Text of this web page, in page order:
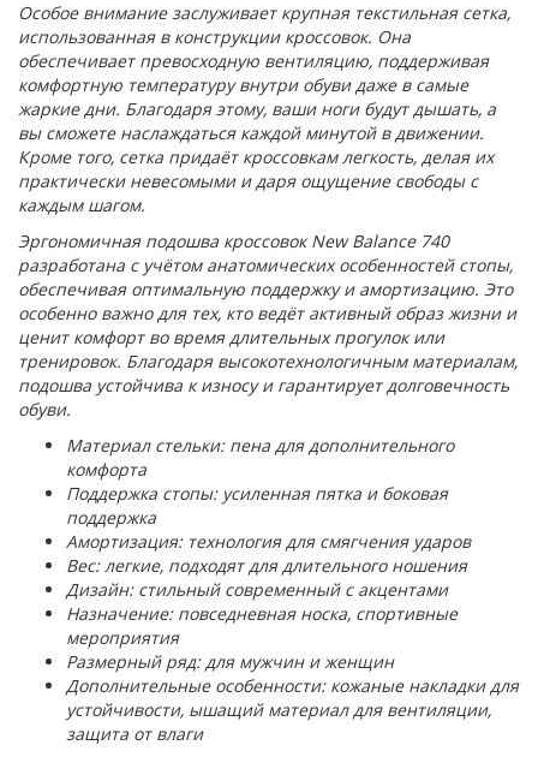
Особое внимание заслуживает крупная текстильная сетка,
использованная в конструкции кроссовок. Она
обеспечивает превосходную вентиляцию, поддерживая
комфортную температуру внутри обуви даже в самые
жаркие дни. Благодаря этому, ваши ноги будут дышать, а
вы сможете наслаждаться каждой минутой в движении.
Кроме того, сетка придаёт кроссовкам легкость, делая их
практически невесомыми и даря ощущение свободы с
каждым шагом.
Эргономичная подошва кроссовок New Balance 740
разработана с учётом анатомических особенностей стопы,
обеспечивая оптимальную поддержку и амортизацию. Это
особенно важно для тех, кто ведёт активный образ жизни и
ценит комфорт во время длительных прогулок или
тренировок. Благодаря высокотехнологичным материалам,
подошва устойчива к износу и гарантирует долговечность
обуви.
Материал стельки: пена для дополнительного
комфорта
Поддержка стопы: усиленная пятка и боковая
поддержка
Амортизация: технология для смягчения ударов
Вес: легкие, подходят для длительного ношения
Дизайн: стильный современный с акцентами
Назначение: повседневная носка, спортивные
мероприятия
Размерный ряд: для мужчин и женщин
Дополнительные особенности: кожаные накладки для
устойчивости, ышащий материал для вентиляции,
защита от влаги